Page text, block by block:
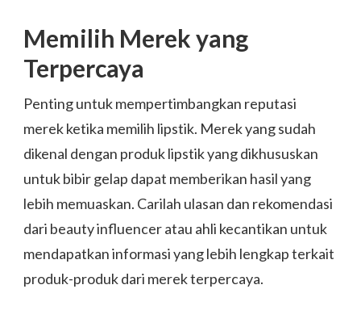
Memilih Merek yang
Terpercaya
Penting untuk mempertimbangkan reputasi
merek ketika memilih lipstik. Merek yang sudah
dikenal dengan produk lipstik yang dikhususkan
untuk bibir gelap dapat memberikan hasil yang
lebih memuaskan. Carilah ulasan dan rekomendasi
dari beauty influencer atau ahli kecantikan untuk
mendapatkan informasi yang lebih lengkap terkait
produk-produk dari merek terpercaya.